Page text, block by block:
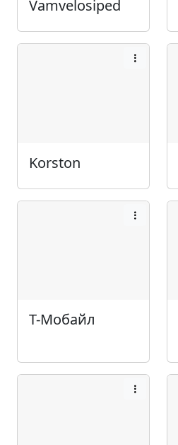
Vamvelosiped
Korston
Т-Мобайл